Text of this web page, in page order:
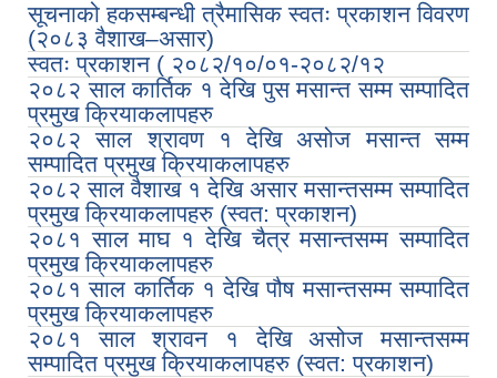
सूचनाको हकसम्बन्धी त्रैमासिक स्वतः प्रकाशन विवरण
(२०८३ वैशाख–असार)
स्वतः प्रकाशन ( २०८२/१०/०१-२०८२/१२
२०८२ साल कार्तिक १ देखि पुस मसान्त सम्म सम्पादित
प्रमुख क्रियाकलापहरु
२०८२ साल श्रावण १ देखि असोज मसान्त सम्म
सम्पादित प्रमुख क्रियाकलापहरु
२०८२ साल वैशाख १ देखि असार मसान्तसम्म सम्पादित
प्रमुख क्रियाकलापहरु (स्वत: प्रकाशन)
२०८१ साल माघ १ देखि चैत्र मसान्तसम्म सम्पादित
प्रमुख क्रियाकलापहरु
२०८१ साल कार्तिक १ देखि पौष मसान्तसम्म सम्पादित
प्रमुख क्रियाकलापहरु
२०८१ साल श्रावन १ देखि असोज मसान्तसम्म
सम्पादित प्रमुख क्रियाकलापहरु (स्वत: प्रकाशन)